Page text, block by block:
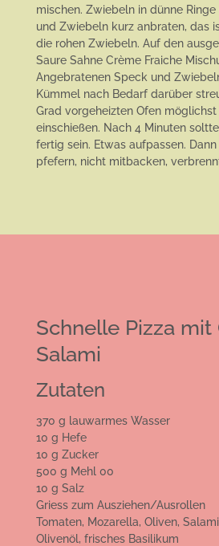
mischen. Zwiebeln in dünne
und Zwiebeln kurz anbraten, das
die rohen Zwiebeln. Auf den
Saure Sahne Crème Fraiche
Angebratenen Speck und
Kümmel nach Bedarf darüber
Grad vorgeheizten Ofen
einschießen. Nach 4 Minuten
fertig sein. Etwas aufpassen.
pfefern, nicht mitbacken,
Schnelle Pizza
Salami
Zutaten
370 g lauwarmes Wasser
10 g Hefe
10 g Zucker
500 g Mehl 00
10 g Salz
Griess zum Ausziehen/Ausrollen
Tomaten, Mozarella, Oliven,
Olivenöl, frisches Basilikum